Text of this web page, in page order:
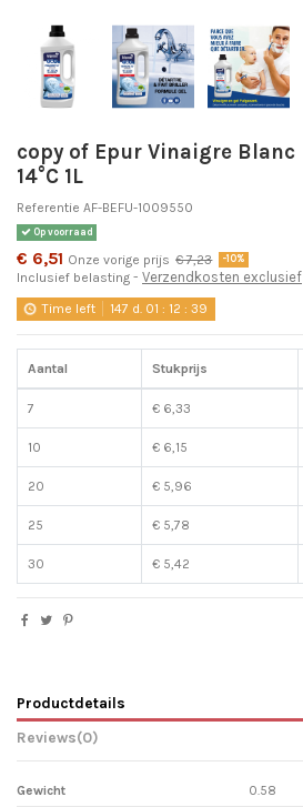
copy of Epur Vinaigre Blanc
14°C 1L
Referentie AF-BEFU-1009550
Op voorraad
€ 6,51 Onze vorige prijs € 7,23 -10%
Inclusief belasting Verzendkosten exclusief
Time left 147 d. 01 : 12 :38
Aantal Stukprijs
7 € 6,33
10 € 6,15
20 € 5,96
25 € 5,78
30 € 5,42
Productdetails
Reviews(0)
Gewicht 0.58